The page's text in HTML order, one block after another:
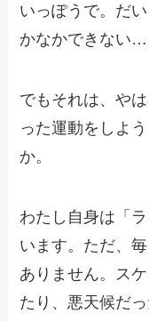
いっぽうで。だ
かなかできない…
でもそれは、や
った運動をしよ
か。
わたし自身は「
います。ただ、
ありません。ス
たり、悪天候だ